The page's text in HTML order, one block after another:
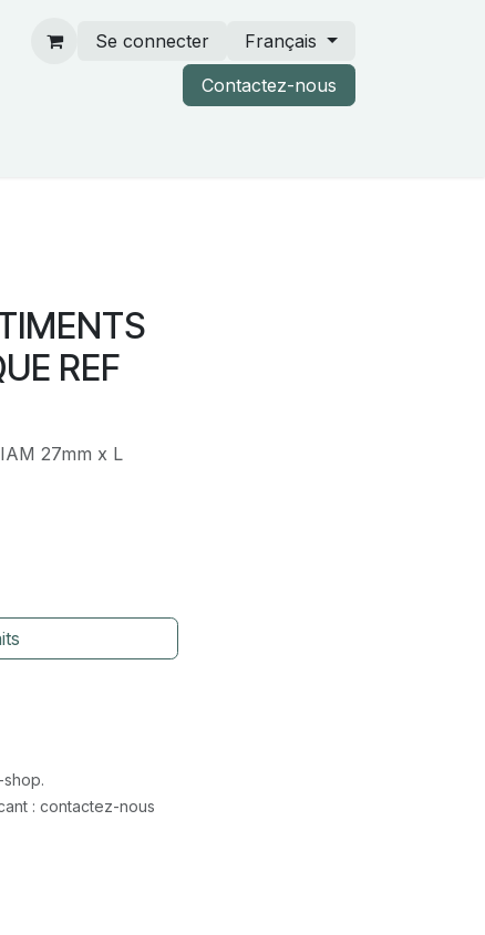
Se connecter
Français
Contactez-nous
REF
27mm x L
: contactez-nous